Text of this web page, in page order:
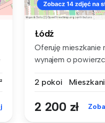
Łódź
Oferuję mieszkanie
wynajem o
2 pokoi
2 200 zł